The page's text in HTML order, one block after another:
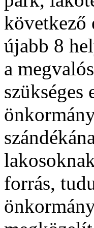
következő
újabb 8
a
forrás,